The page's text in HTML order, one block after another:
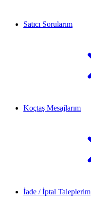
Satıcı Sorularım
Koçtaş Mesajlarım
İade / İptal Taleplerim